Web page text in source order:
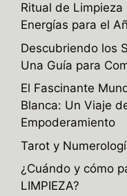
Ritual de
Energías para el
Descubriendo los
Una Guía para
El Fascinante
Blanca: Un Viaje
Empoderamiento
Tarot y
¿Cuándo y cómo
LIMPIEZA?